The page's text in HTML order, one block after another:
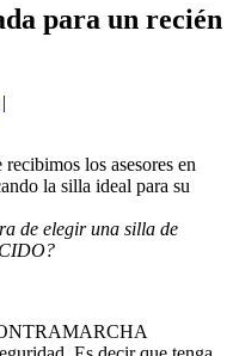
para un recién
|
los asesores en
la silla ideal para su
de elegir una silla de